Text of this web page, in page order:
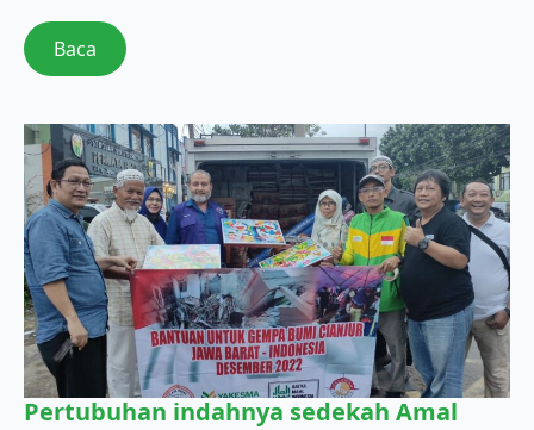
Baca
Pertubuhan indahnya sedekah Amal